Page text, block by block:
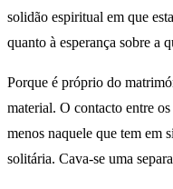
solidão espiritual em que
quanto à esperança sobre a
Porque é próprio do
material. O contacto entre
menos naquele que tem em
solitária. Cava-se uma